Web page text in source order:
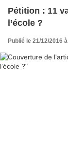
pluie, sable, lichens,
Pétition : 11
l’école ?
Publié le 21/12/2016